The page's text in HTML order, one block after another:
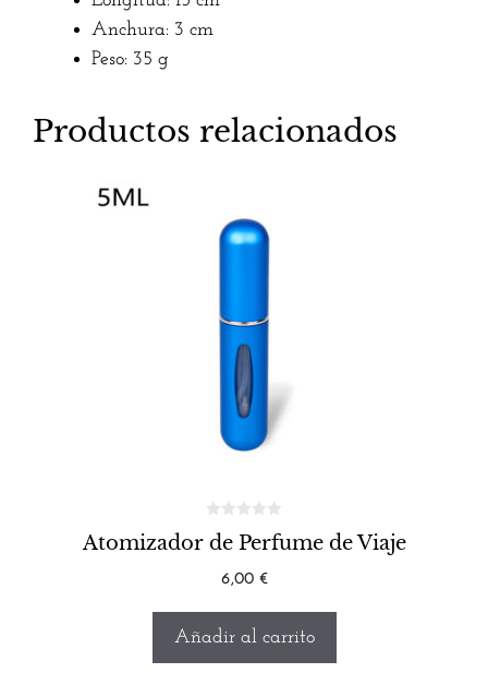
Anchura: 3 cm
Peso: 35 g
Productos relacionados
Atomizador de Perfume de Viaje
6,00 €
Añadir al carrito